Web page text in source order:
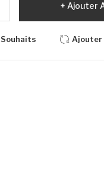
Ajouter
Ajouter